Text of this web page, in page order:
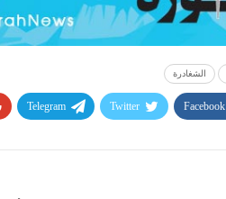
الشغادرة
Facebook
Twitter
Telegram